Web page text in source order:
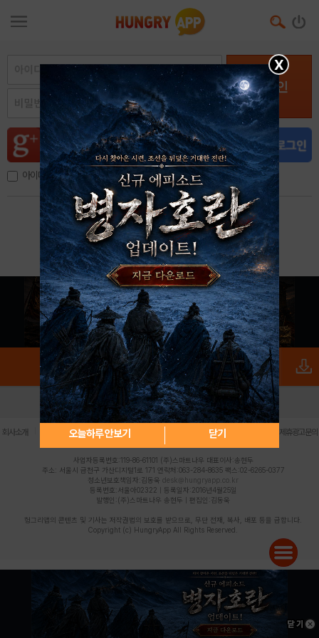
로그인
아이디, 이메일 저장
아이디 / 비밀번호 찾기 회원가입
X
오늘하루 안보기 닫기
로그인 PC버전 전체앱
회사소개 | 개인정보 처리방침 불법촬영물 신고센터 제휴광고문의
사업자등록번호:119-86-61101 (주)스마트나우 대표이사:송현두
주소: 서울시 금천구 가산디지털1로 171 연락처:063-284-8635 팩스:02-6265-0377
청소년보호책임자:김동욱 desk@hungryapp.co.kr
등록번호:서울아02322 | 등록일자:2016년4월25일
발행인:(주)스마트나우 송현두 | 편집인:김동욱
헝그리앱의 콘텐츠 및 기사는 저작권법의 보호를 받으므로, 무단 전재, 복사, 배포 등을 금합니다.
Copyright (c) HungryApp All Rights Reserved.